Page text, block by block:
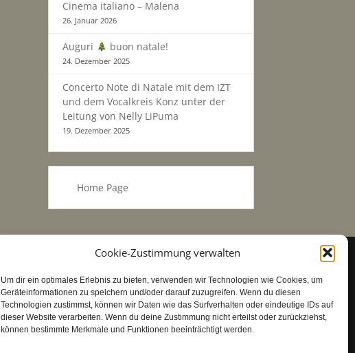
Cookie-Zustimmung verwalten
Um dir ein optimales Erlebnis zu bieten, verwenden wir Technologien wie Cookies, um
Geräteinformationen zu speichern und/oder darauf zuzugreifen. Wenn du diesen
Technologien zustimmst, können wir Daten wie das Surfverhalten oder eindeutige IDs auf
dieser Website verarbeiten. Wenn du deine Zustimmung nicht erteilst oder zurückziehst,
können bestimmte Merkmale und Funktionen beeinträchtigt werden.
Cinema italiano – Malena
26. Januar 2026
Auguri buon natale!
24. Dezember 2025
Concerto Note di Natale mit dem IZT
und dem Vocalkreis Konz unter der
Leitung von Nelly LiPuma
19. Dezember 2025
Home Page
Enzo Morganti - Ascoli Piceno)